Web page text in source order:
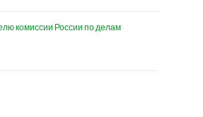
комиссии России по делам